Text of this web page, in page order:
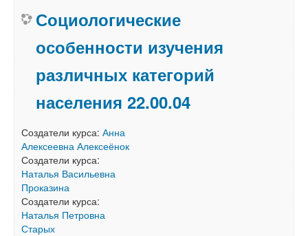
Социологические
особенности изучения
различных категорий
населения 22.00.04
Создатели курса: Анна
Алексеевна Алексеёнок
Создатели курса:
Наталья Васильевна
Проказина
Создатели курса:
Наталья Петровна
Старых